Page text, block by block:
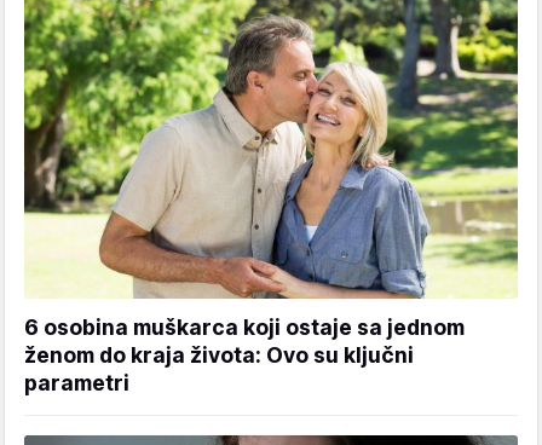
6 osobina muškarca koji ostaje sa jednom
ženom do kraja života: Ovo su ključni
parametri